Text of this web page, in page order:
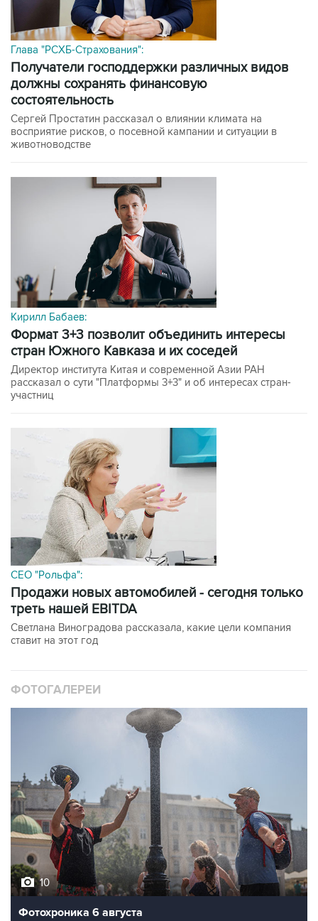
Глава "РСХБ-Страхования":
получатели господдержки различных видов
должны сохранять финансовую
состоятельность
Сергей Простатин рассказал о влиянии климата на
восприятие рисков, о посевной кампании и ситуации в
животноводстве
Кирилл Бабаев:
формат 3+3 позволит объединить интересы
стран Южного Кавказа и их соседей
Директор института Китая и современной Азии РАН
рассказал о сути "Платформы 3+3" и об интересах стран-
участниц
CEO "Рольфа":
Продажи новых автомобилей - сегодня только
треть нашей EBITDA
Светлана Виноградова рассказала, какие цели компания
ставит на этот год
ФОТОГАЛЕРЕИ
10
Фотохроника 6 августа